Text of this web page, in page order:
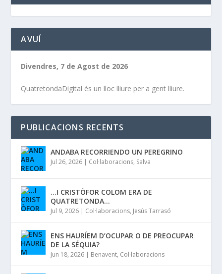
AVUÍ
Divendres, 7 de Agost de 2026
QuatretondaDigital és un lloc lliure per a gent lliure.
PUBLICACIONS RECENTS
ANDABA RECORRIENDO UN PEREGRINO
Jul 26, 2026 | Col·laboracions, Salva
…I CRISTÒFOR COLOM ERA DE
QUATRETONDA…
Jul 9, 2026 | Col·laboracions, Jesús Tarrasó
ENS HAURÍEM D’OCUPAR O DE PREOCUPAR
DE LA SÉQUIA?
Jun 18, 2026 | Benavent, Col·laboracions